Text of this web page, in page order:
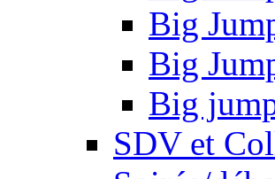
Big
Big
Big
SDV et